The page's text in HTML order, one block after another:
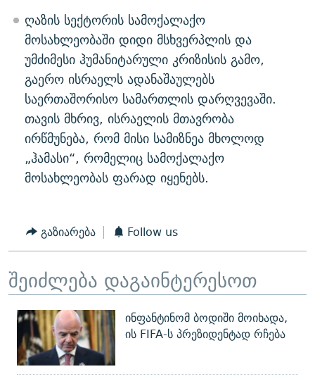
ღაზის სექტორის სამოქალაქო
მოსახლეობაში დიდი მსხვერპლის და
უმძიმესი ჰუმანიტარული კრიზისის გამო,
გაერო ისრაელს ადანაშაულებს
საერთაშორისო სამართლის დარღვევაში.
თავის მხრივ, ისრაელის მთავრობა
ირწმუნება, რომ მისი სამიზნეა მხოლოდ
„ჰამასი“, რომელიც სამოქალაქო
მოსახლეობას ფარად იყენებს.
გაზიარება Follow us
შეიძლება დაგაინტერესოთ
ინფანტინომ ბოდიში მოიხადა,
ის FIFA-ს პრეზიდენტად რჩება